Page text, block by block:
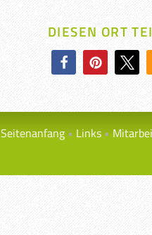
DIESEN ORT
Seitenanfang Links